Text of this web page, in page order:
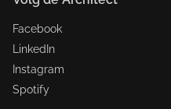
Facebook
LinkedIn
Instagram
Spotify